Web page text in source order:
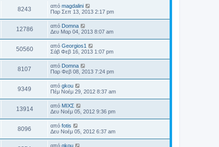
8243 από magdalini
Παρ Σεπ 13, 2013 2:17 pm
12786 από Domna
Δευ Μαρ 04, 2013 8:07 am
50560 από Georgios1
Σάβ Φεβ 16, 2013 1:07 pm
8107 από Domna
Παρ Φεβ 08, 2013 7:24 pm
9349 από gkou
Πέμ Νοέμ 29, 2012 8:37 am
13914 από ΜΙΧΣ
Δευ Νοέμ 05, 2012 9:36 pm
8096 από fotis
Δευ Νοέμ 05, 2012 6:37 am
από gkou